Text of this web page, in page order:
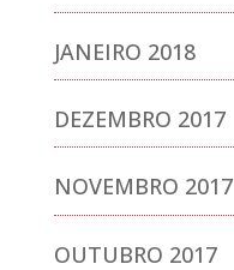
JANEIRO 2018
DEZEMBRO 2017
NOVEMBRO 2017
OUTUBRO 2017